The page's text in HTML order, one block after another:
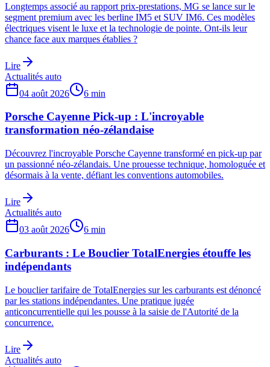
Longtemps associé au rapport prix-prestations, MG se lance sur le
segment premium avec les berline IM5 et SUV IM6. Ces modèles
électriques visent le luxe et la technologie de pointe. Ont-ils leur
chance face aux marques établies ?
Lire
Actualités auto
04 août 2026
6 min
Porsche Cayenne Pick-up : L'incroyable
transformation néo-zélandaise
Découvrez l'incroyable Porsche Cayenne transformé en pick-up par
un passionné néo-zélandais. Une prouesse technique, homologuée et
désormais à la vente, défiant les conventions automobiles.
Lire
Actualités auto
03 août 2026
6 min
Carburants : Le Bouclier TotalEnergies étouffe les
indépendants
Le bouclier tarifaire de TotalEnergies sur les carburants est dénoncé
par les stations indépendantes. Une pratique jugée
anticoncurrentielle qui les pousse à la saisie de l'Autorité de la
concurrence.
Lire
Actualités auto